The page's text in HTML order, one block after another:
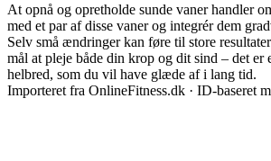
At opnå og opretholde sunde vaner handler
med et par af disse vaner og integrér dem
Selv små ændringer kan føre til store
mål at pleje både din krop og dit sind – det er
helbred, som du vil have glæde af i lang tid.
Importeret fra OnlineFitness.dk · ID-baseret